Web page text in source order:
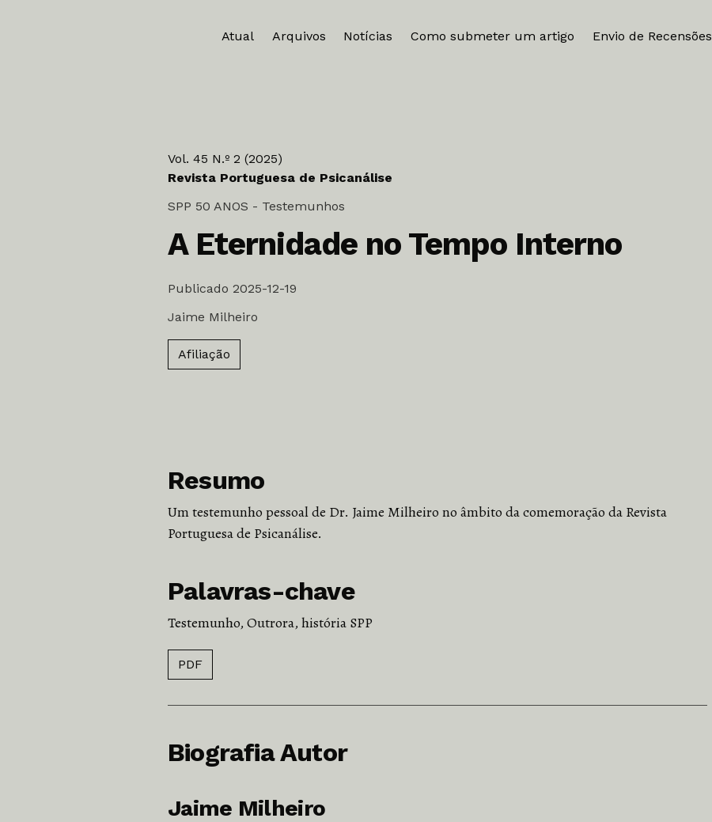
Atual Arquivos Notícias Como submeter um artigo Envio de Recensões
Vol. 45 N.º 2 (2025)
Revista Portuguesa de Psicanálise
SPP 50 ANOS - Testemunhos
A Eternidade no Tempo Interno
Publicado 2025-12-19
Jaime Milheiro
Afiliação
Resumo
Um testemunho pessoal de Dr. Jaime Milheiro no âmbito da comemoração da Revista
Portuguesa de Psicanálise.
Palavras-chave
Testemunho, Outrora, história SPP
PDF
Biografia Autor
Jaime Milheiro